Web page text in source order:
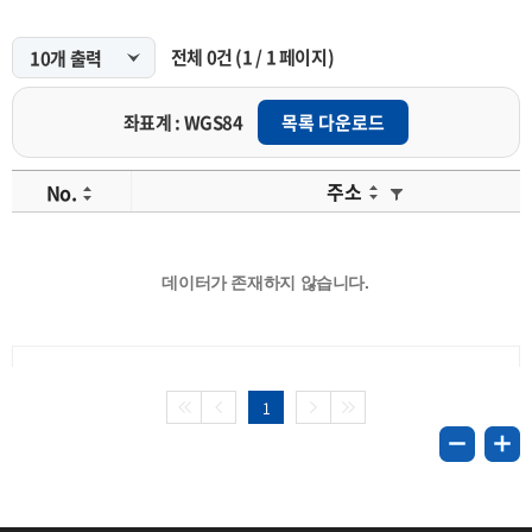
전체0건(1/1페이지)
좌표계 : WGS84 목록 다운로드
No. 주소
데이터가 존재하지 않습니다.
1